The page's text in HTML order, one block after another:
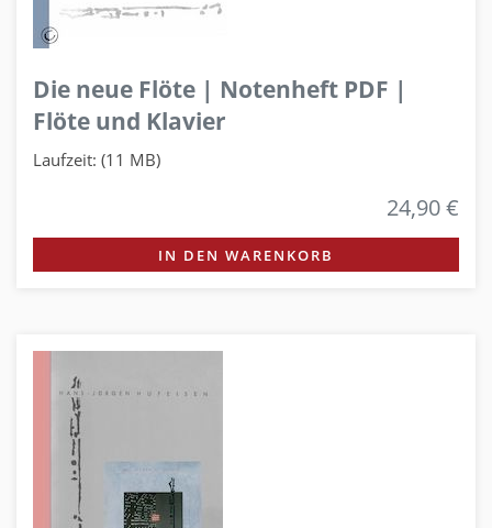
Die neue Flöte | Notenheft PDF |
Flöte und Klavier
Laufzeit: (11 MB)
24,90 €
IN DEN WARENKORB